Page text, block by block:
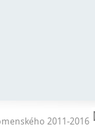
2011-2016